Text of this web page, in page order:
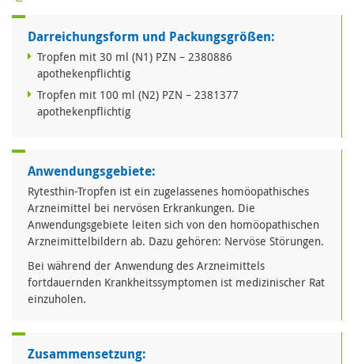
Darreichungsform und Packungsgrößen:
Tropfen mit 30 ml (N1) PZN – 2380886
apothekenpflichtig
Tropfen mit 100 ml (N2) PZN – 2381377
apothekenpflichtig
Anwendungsgebiete:
Rytesthin-Tropfen ist ein zugelassenes homöopathisches
Arzneimittel bei nervösen Erkrankungen. Die
Anwendungsgebiete leiten sich von den homöopathischen
Arzneimittelbildern ab. Dazu gehören: Nervöse Störungen.
Bei während der Anwendung des Arzneimittels
fortdauernden Krankheitssymptomen ist medizinischer Rat
einzuholen.
Zusammensetzung: